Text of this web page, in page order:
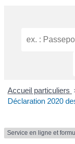
Accueil particuliers
Déclaration 2020
Service en ligne et